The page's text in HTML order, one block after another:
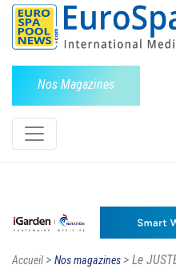
Nos Magazines
Accueil> Nos magazines> Le